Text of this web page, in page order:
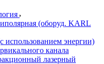
(оборуд. KARL
использованием энергии)
канала
лазерный